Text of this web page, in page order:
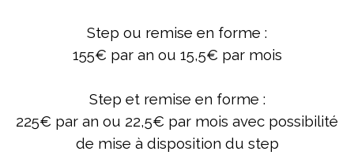
Step ou remise en forme :
155€ par an ou 15,5€ par mois
Step et remise en forme :
225€ par an ou 22,5€ par mois avec possibilité
de mise à disposition du step